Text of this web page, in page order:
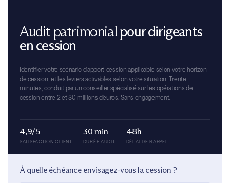
Audit patrimonialpour dirigeants
en cession
Identifier votre scénario d'apport-cession applicable selon votre horizon
de cession, et les leviers activables selon votre situation. Trente
minutes, conduit par un conseiller spécialisé sur les opérations de
cession entre 2 et 30 millions d'euros. Sans engagement.
4,9/5
SATISFACTION CLIENT
30 min
DURÉE AUDIT
48h
DÉLAI DE RAPPEL
À quelle échéance envisagez-vous la cession ?